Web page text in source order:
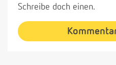
Schreibe doch einen.